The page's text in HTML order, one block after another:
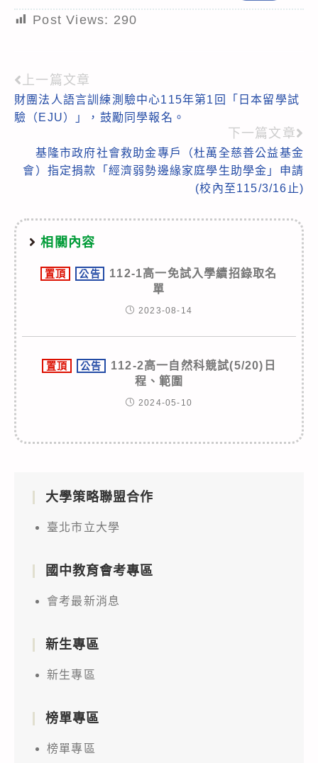
Post Views: 290
Read
more
上一篇文章
財團法人語言訓練測驗中心115年第1回「日本留學試
驗（EJU）」，鼓勵同學報名。
下一篇文章
基隆市政府社會救助金專戶（杜萬全慈善公益基金
會）指定捐款「經濟弱勢邊緣家庭學生助學金」申請
(校內至115/3/16止)
相關內容
置頂 公告
112-1高一免試入學續招錄取名
單
2023-08-14
置頂 公告
112-2高一自然科競試(5/20)日
程、範圍
2024-05-10
大學策略聯盟合作
臺北市立大學
國中教育會考專區
會考最新消息
新生專區
新生專區
榜單專區
榜單專區